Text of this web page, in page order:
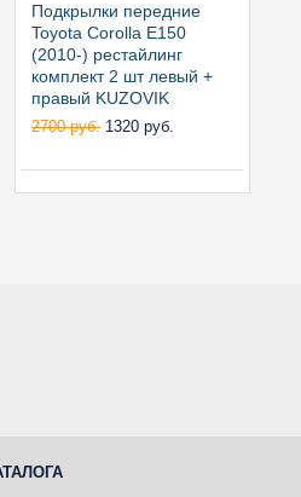
Подкрылки передние
Toyota Corolla E150
(2010-) рестайлинг
комплект 2 шт левый +
правый KUZOVIK
2700 руб. 1320 руб.